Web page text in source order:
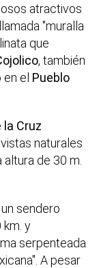
atractivos
"muralla
que
, también
el Pueblo
la Cruz
naturales
de 30 m.
sendero
km. y
serpenteada
A pesar